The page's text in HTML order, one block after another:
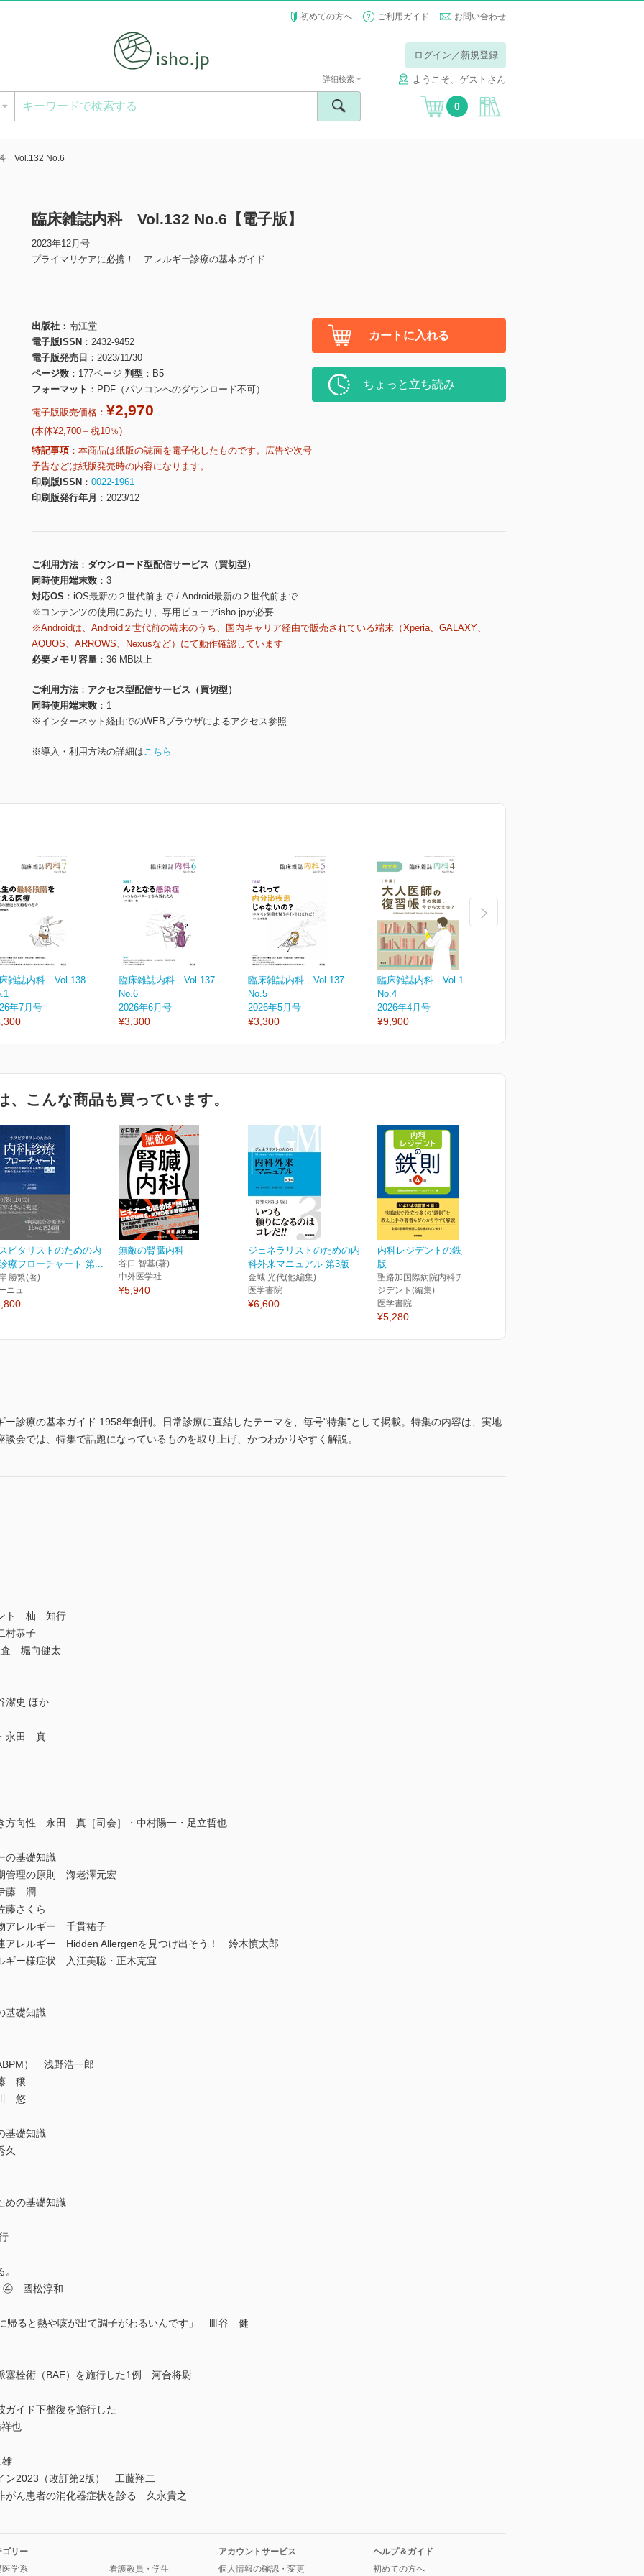
初めての方へ ご利用ガイド お問い合わせ
ログイン／新規登録
ようこそ、ゲストさん
詳細検索
0
Vol.132 No.6
臨床雑誌内科 Vol.132 No.6【電子版】
2023年12月号
プライマリケアに必携！ アレルギー診療の基本ガイド
出版社
南江堂
電子版ISSN
2432-9452
電子版発売日
2023/11/30
ページ数
177ページ 判型
B5
フォーマット
PDF（パソコンへのダウンロード不可）
電子版販売価格： ¥2,970
(本体¥2,700＋税10％)
特記事項
本商品は紙版の誌面を電子化したものです。広告や次号
予告などは紙版発売時の内容になります。
印刷版ISSN
0022-1961
印刷版発行年月
2023/12
カートに入れる
ちょっと立ち読み
ご利用方法
ダウンロード型配信サービス（買切型）
同時使用端末数
3
対応OS
iOS最新の２世代前まで / Android最新の２世代前まで
※コンテンツの使用にあたり、専用ビューアisho.jpが必要
※Androidは、Android２世代前の端末のうち、国内キャリア経由で販売されている端末（Xperia、GALAXY、
AQUOS、ARROWS、Nexusなど）にて動作確認しています
必要メモリ容量
36 MB以上
ご利用方法
アクセス型配信サービス（買切型）
同時使用端末数
1
※インターネット経由でのWEBブラウザによるアクセス参照
※導入・利用方法の詳細はこちら
雑誌内科 Vol.138
年7月号
臨床雑誌内科 Vol.137
No.6
2026年6月号
¥3,300
臨床雑誌内科 Vol.137
No.5
2026年5月号
¥3,300
臨床雑誌内科 Vol.137
No.4
2026年4月号
¥9,900
、こんな商品も買っています。
ピタリストのための内
療フローチャート 第...
勝繁(著)
ニュ
無敵の腎臓内科
谷口 智基(著)
中外医学社
¥5,940
ジェネラリストのための内
科外来マニュアル 第3版
金城 光代(他編集)
医学書院
¥6,600
内科レジデントの鉄則 第4
版
聖路加国際病院内科チーフレ
ジデント(編集)
医学書院
¥5,280
診療の基本ガイド 1958年創刊。日常診療に直結したテーマを、毎号"特集"として掲載。特集の内容は、実地
会では、特集で話題になっているものを取り上げ、かつわかりやすく解説。
ント 杣 知行
村恭子
堀向健太
史 ほか
永田 真
方向性 永田 真［司会］・中村陽一・足立哲也
の基礎知識
管理の原則 海老澤元宏
藤 潤
さくら
アレルギー 千貫祐子
レルギー Hidden Allergenを見つけ出そう！ 鈴木慎太郎
ー様症状 入江美聡・正木克宜
基礎知識
） 浅野浩一郎
穣
悠
基礎知識
久
めの基礎知識
④ 國松淳和
ると熱や咳が出て調子がわるいんです」 皿谷 健
栓術（BAE）を施行した1例 河合将尉
イド下整復を施行した
也
2023（改訂第2版） 工藤翔二
ん患者の消化器症状を診る 久永貴之
ゴリー
医学系
看護教員・学生
アカウントサービス
個人情報の確認・変更
ヘルプ＆ガイド
初めての方へ